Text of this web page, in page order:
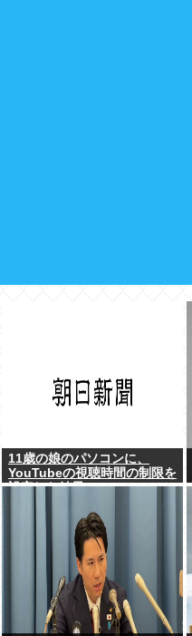
11歳の娘のパソコンに、
YouTubeの視聴時間の制限を
設定した結果